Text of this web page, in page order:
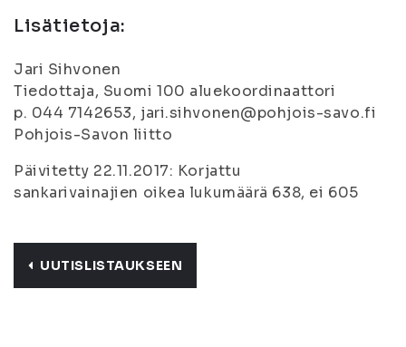
Lisätietoja:
Jari Sihvonen
Tiedottaja, Suomi 100 aluekoordinaattori
p. 044 7142653, jari.sihvonen@pohjois-savo.fi
Pohjois-Savon liitto
Päivitetty 22.11.2017: Korjattu
sankarivainajien oikea lukumäärä 638, ei 605
UUTISLISTAUKSEEN